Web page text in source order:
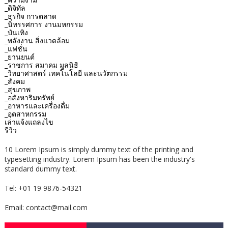
_ดิจิทัล
_ธุรกิจ การตลาด
_นิทรรศการ งานมหกรรม
_บันเทิง
_พลังงาน สิ่งแวดล้อม
_แฟชั่น
_ยานยนต์
_ราชการ สมาคม มูลนิธิ
_วิทยาศาสตร์ เทคโนโลยี และนวัตกรรม
_สังคม
_สุขภาพ
_อสังหาริมทรัพย์
_อาหารและเครื่องดื่ม
_อุตสาหกรรม
เล่าแจ้งแถลงไข
รีวิว
10 Lorem Ipsum is simply dummy text of the printing and
typesetting industry. Lorem Ipsum has been the industry's
standard dummy text.
Tel: +01 19 9876-54321
Email: contact@mail.com